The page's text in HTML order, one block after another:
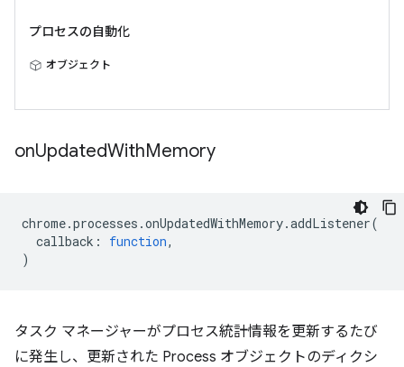
プロセスの自動化
オブジェクト
onUpdatedWithMemory
chrome.processes .onUpdatedWithMemory.addListener(
callback : function,
)
タスク マネージャーがプロセス統計情報を更新するたび
に発生し、更新された Process オブジェクトのディクシ